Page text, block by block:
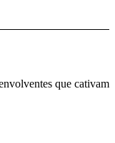
que cativam